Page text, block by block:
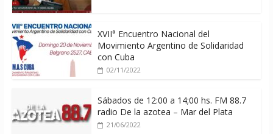
XVII° Encuentro Nacional del
Movimiento Argentino de Solidaridad
con Cuba
02/11/2022
Sábados de 12:00 a 14;00 hs. FM 88.7
radio De la azotea – Mar del Plata
21/06/2022